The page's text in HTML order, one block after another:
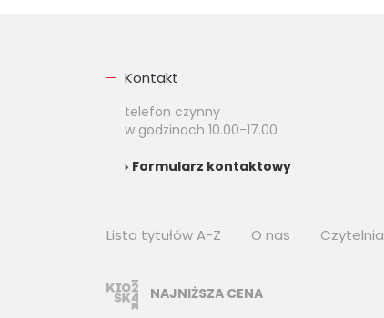
Kontakt
telefon czynny
w godzinach 10.00-17.00
Formularz kontaktowy
Lista tytułów A-Z O nas Czytelnia
NAJNIŻSZA CENA